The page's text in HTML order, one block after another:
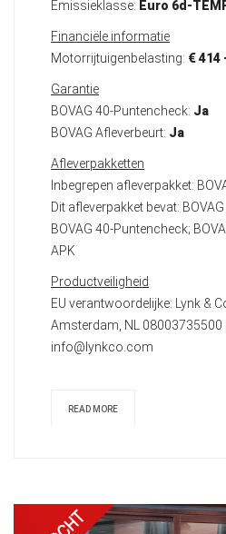
Emissieklasse: Euro 6d-
Financiële informatie
Motorrijtuigenbelasting: € 414
Garantie
BOVAG 40-Puntencheck: Ja
BOVAG Afleverbeurt: Ja
Afleverpakketten
Inbegrepen afleverpakket:
Dit afleverpakket bevat:
BOVAG 40-Puntencheck;
APK
Productveiligheid
EU verantwoordelijke: Lynk &
Amsterdam, NL
info@lynkco.com
READ MORE